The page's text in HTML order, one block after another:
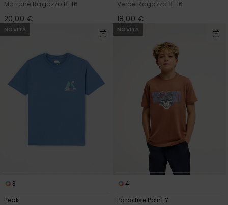
Marrone Ragazzo 8-16
20,00 €
Verde Ragazzo 8-16
18,00 €
NOVITÀ
3
Peak
NOVITÀ
4
Paradise Point Y